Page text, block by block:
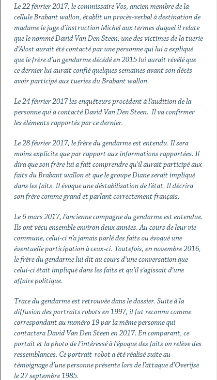
Le 22 février 2017, le commissaire Vos, ancien membre de la
cellule Brabant wallon, établit un procès-verbal à destination de
madame le juge d’instruction Michel aux termes duquel il relate
que le nommé David Van Den Steen, une des victimes de la tuerie
d’Alost aurait été contacté par une personne qui lui a expliqué
que le frère d’un gendarme décédé en 2015 lui aurait révélé que
ce dernier lui aurait confié quelques semaines avant son décès
avoir participé aux tueries du Brabant wallon.
Le 24 février 2017 les enquêteurs procèdent à l’audition de la
personne qui a contacté David Van Den Steen. Il va confirmer
les éléments rapportés par ce dernier.
Le 28 février 2017, le frère du gendarme est entendu. Il sera
moins explicite que par rapport aux informations rapportées. Il
dira que son frère lui a fait comprendre qu’il aurait participé aux
faits du Brabant wallon et que le groupe Diane serait impliqué
dans les faits. Il évoque une déstabilisation de l’état. Il décrira
son frère comme grand et parlant correctement français.
Le 6 mars 2017, l’ancienne compagne du gendarme est entendue.
Ils ont vécu ensemble environ deux années. Au cours de leur vie
commune, celui-ci n’a jamais parlé des faits ou évoqué une
éventuelle participation à ceux-ci. Toutefois, en novembre 2016,
le frère du gendarme lui dit au cours d’une conversation que
celui-ci était impliqué dans les faits et qu’il s’agissait d’une
affaire politique.
Trace du gendarme est retrouvée dans le dossier. Suite à la
diffusion des portraits robots en 1997, il fut reconnu comme
correspondant au numéro 19 par la même personne qui
contactera David Van Den Steen en 2017. En comparant, ce
portait et la photo de l’intéressé à l’époque des faits on relève des
ressemblances. Ce portrait-robot a été réalisé suite au
témoignage d’une personne présente lors de l’attaque d’Overijse
le 27 septembre 1985.